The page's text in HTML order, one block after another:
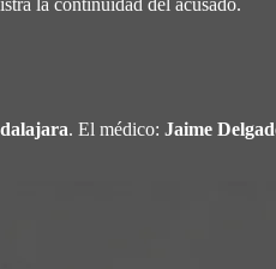
. El médico: Jaime